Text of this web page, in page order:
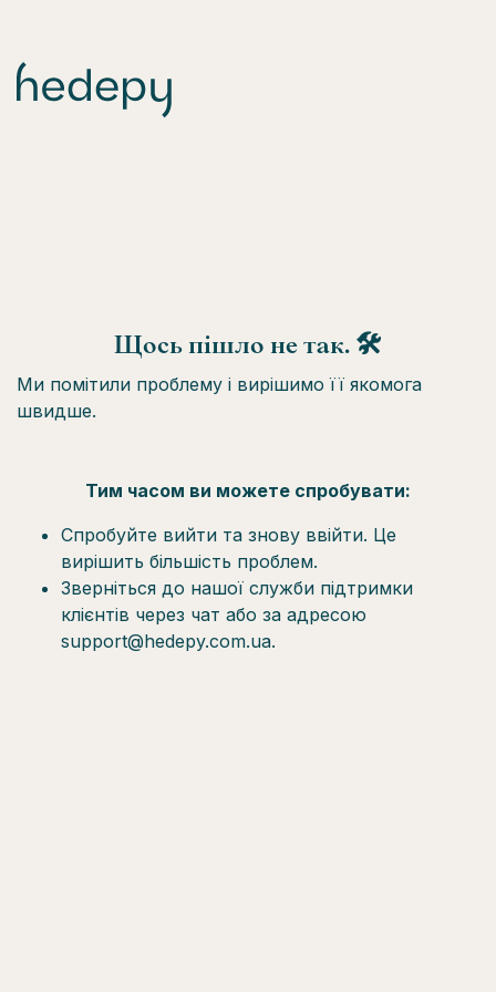
Щось пішло не так. 🛠
Ми помітили проблему і вирішимо її якомога
швидше.
Тим часом ви можете спробувати:
Спробуйте вийти та знову ввійти. Це
вирішить більшість проблем.
Зверніться до нашої служби підтримки
клієнтів через чат або за адресою
support@hedepy.com.ua.